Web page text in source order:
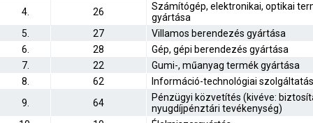
4.
26
Számítógép, elektronikai, optikai
gyártása
5.
27
Villamos berendezés gyártása
6.
28
Gép, gépi berendezés gyártása
7.
22
Gumi-, műanyag termék gyártása
8.
62
Információ-technológiai szolgáltatás
9.
64
Pénzügyi közvetítés (kivéve:
nyugdíjpénztári tevékenység)